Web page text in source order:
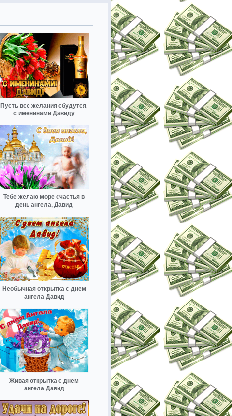
Пусть все желания сбудутся,
с именинами Давиду
Тебе желаю море счастья в
день ангела, Давид
Необычная открытка с днем
ангела Давид
Живая открытка с днем
ангела Давид